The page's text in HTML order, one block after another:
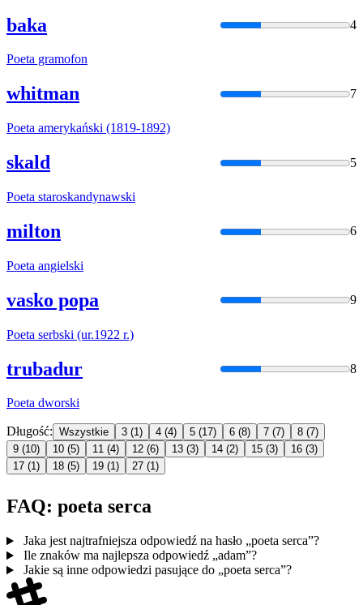
baka 4
Poeta gramofon
whitman 7
Poeta amerykański (1819-1892)
skald 5
Poeta staroskandynawski
milton 6
Poeta angielski
vasko popa 9
Poeta serbski (ur.1922 r.)
trubadur 8
Poeta dworski
Długość: Wszystkie 3 (1) 4 (4) 5 (17) 6 (8) 7 (7) 8 (7)
9 (10) 10 (5) 11 (4) 12 (6) 13 (3) 14 (2) 15 (3) 16 (3)
17 (1) 18 (5) 19 (1) 27 (1)
FAQ: poeta serca
Jaka jest najtrafniejsza odpowiedź na hasło „poeta serca”?
Ile znaków ma najlepsza odpowiedź „adam”?
Jakie są inne odpowiedzi pasujące do „poeta serca”?